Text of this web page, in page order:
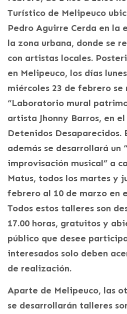
Turístico de Melipeuco
Pedro Aguirre Cerda en la
la zona urbana, donde se
con artistas locales.
en Melipeuco, los días
miércoles 23 de febrero se
“Laboratorio mural
artista Jhonny Barros, en
Detenidos Desaparecidos.
además se desarrollará un
improvisación musical” a
Matus, todos los martes y
febrero al 10 de marzo en
Todos estos talleres son
17.00 horas, gratuitos y
público que desee
interesados solo deben
de realización.
Aparte de Melipeuco, las
se desarrollarán talleres